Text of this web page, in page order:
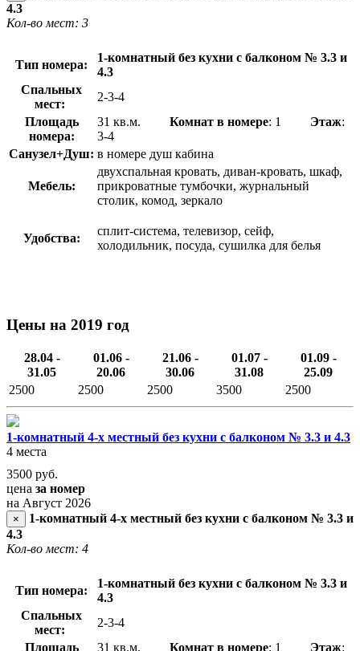
4.3
Кол-во мест: 3
Тип номера:
1-комнатный без кухни с балконом № 3.3 и
4.3
Спальных
мест:
2-3-4
Площадь
номера:
31 кв.м. Комнат в номере: 1 Этаж:
3-4
Санузел+Душ: в номере душ кабина
Мебель:
двухспальная кровать, диван-кровать, шкаф,
прикроватные тумбочки, журнальный
столик, комод, зеркало
Удобства:
сплит-система, телевизор, сейф,
холодильник, посуда, сушилка для белья
Цены на 2019 год
28.04 -
31.05
01.06 -
20.06
21.06 -
30.06
01.07 -
31.08
01.09 -
25.09
2500
2500 2500 3500 2500
1-комнатный 4-х местный без кухни с балконом № 3.3 и 4.3
4 места
3500 руб.
цена за номер
на Август 2026
×
1-комнатный 4-х местный без кухни с балконом № 3.3 и
4.3
Кол-во мест: 4
Тип номера:
1-комнатный без кухни с балконом № 3.3 и
4.3
Спальных
мест:
2-3-4
Площадь
31 кв.м. Комнат в номере: 1 Этаж: